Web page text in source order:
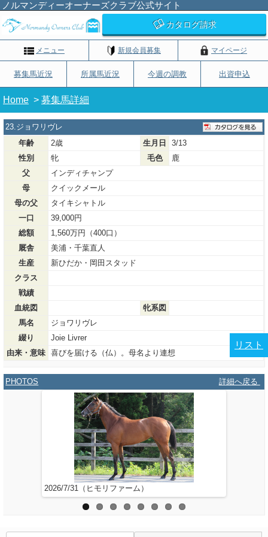
ノルマンディーオーナーズクラブ公式サイト
カタログ請求
メニュー 新規会員募集 マイページ
募集馬近況 所属馬近況 今週の調教 出資申込
Home > 募集馬詳細
23.ジョワリヴレ
年齢
2歳 生月日
3/13
性別
牝 毛色
鹿
父
インディチャンプ
母
クイックメール
母の父
タイキシャトル
一口
39,000円
総額
1,560万円（400口）
厩舎
美浦・千葉直人
生産
新ひだか・岡田スタッド
クラス
戦績
血統図
牝系図
馬名
ジョワリヴレ
綴り
Joie Livrer
由来・意味
喜びを届ける（仏）。母名より連想
PHOTOS 詳細へ戻る
2026/7/31（ヒモリファーム）
リスト